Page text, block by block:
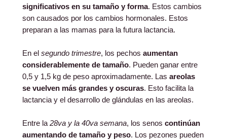
significativos en su tamaño y forma. Estos cambios
son causados por los cambios hormonales. Estos
preparan a las mamas para la futura lactancia.
En el segundo trimestre, los pechos aumentan
considerablemente de tamaño. Pueden ganar entre
0,5 y 1,5 kg de peso aproximadamente. Las areolas
se vuelven más grandes y oscuras. Esto facilita la
lactancia y el desarrollo de glándulas en las areolas.
Entre la28va y la 40va semana, los senos continúan
aumentando de tamaño y peso. Los pezones pueden